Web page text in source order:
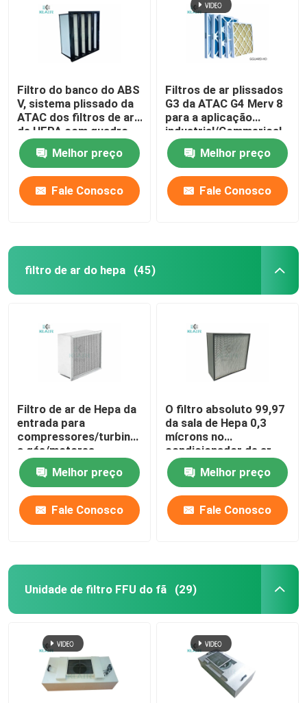
Filtro do banco do ABS
V, sistema plissado da
ATAC dos filtros de ar
de HEPA com quadro
plástico
Melhor preço
Fale Conosco
Filtros de ar plissados
G3 da ATAC G4 Merv 8
para a aplicação
industrial/Commerical
Melhor preço
Fale Conosco
filtro de ar do hepa (45)
Filtro de ar de Hepa da
entrada para
compressores/turbina
a gás/motores
centrífugos
Melhor preço
Fale Conosco
O filtro absoluto 99,97
da sala de Hepa 0,3
mícrons no
condicionador de ar
remove os esporos do
molde Melhor preço
Fale Conosco
Unidade de filtro FFU do fã (29)